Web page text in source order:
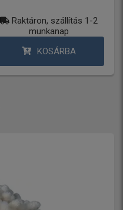
Raktáron, szállítás 1-2
munkanap
KOSÁRBA